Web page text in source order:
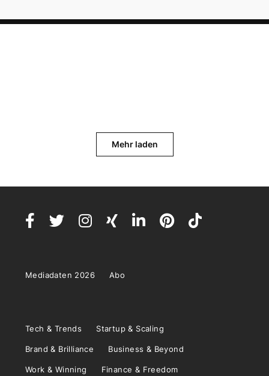
Mehr laden
Mediadaten 2026 Abo
Tech & Trends Startup & Scaling
Brand & Brilliance Business & Beyond
Work & Winning Finance & Freedom